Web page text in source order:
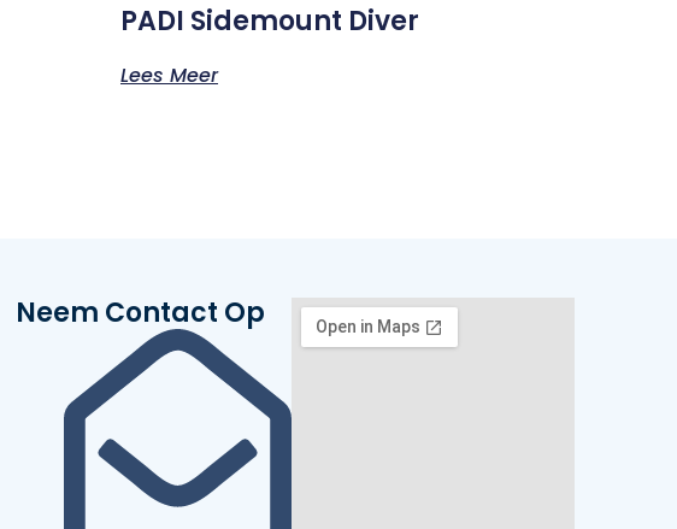
PADI Sidemount Diver
Lees Meer
Neem Contact Op